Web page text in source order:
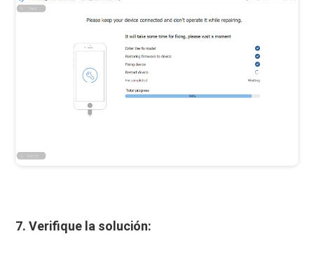
7. Verifique la solución: